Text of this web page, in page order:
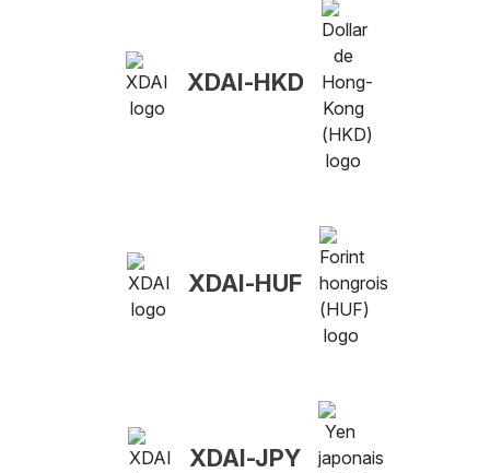
XDAI-HKD
XDAI-HUF
XDAI-JPY